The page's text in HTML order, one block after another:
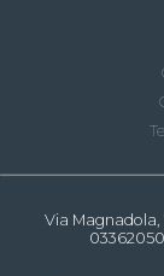
Via Magnadola,